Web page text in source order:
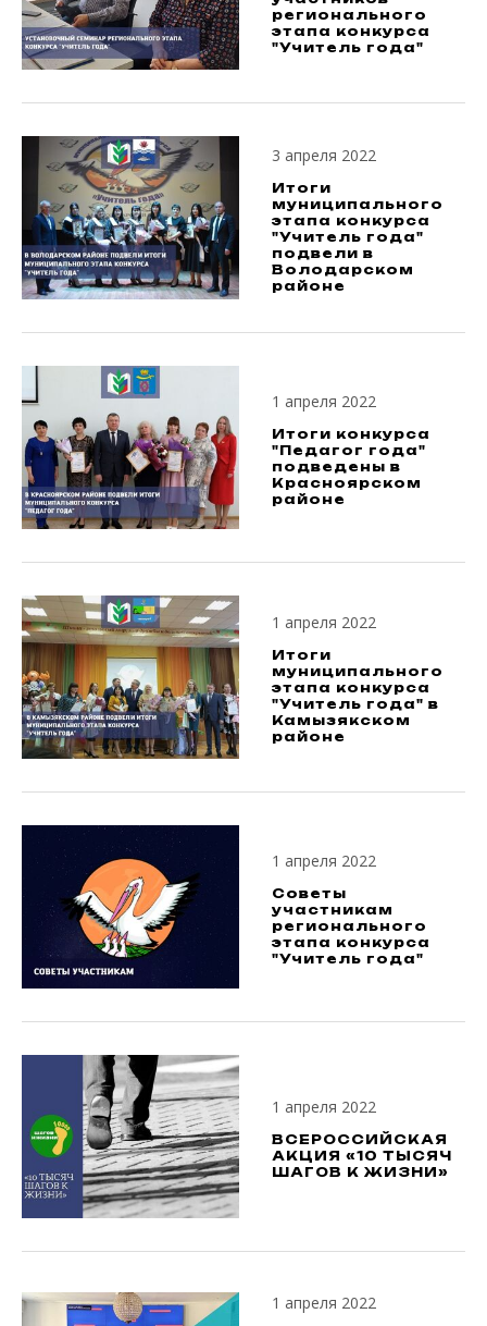
регионального
этапа конкурса
"Учитель года"
3 апреля 2022
Итоги
муниципального
этапа конкурса
"Учитель года"
подвели в
Володарском
районе
1 апреля 2022
Итоги конкурса
"Педагог года"
подведены в
Красноярском
районе
1 апреля 2022
Итоги
муниципального
этапа конкурса
"Учитель года" в
Камызякском
районе
1 апреля 2022
Советы
участникам
регионального
этапа конкурса
"Учитель года"
1 апреля 2022
ВСЕРОССИЙСКАЯ
АКЦИЯ «10 ТЫСЯЧ
ШАГОВ К ЖИЗНИ»
1 апреля 2022